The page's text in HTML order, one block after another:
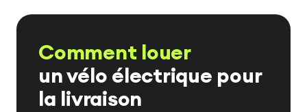
Comment louer
un vélo électrique pour
la livraison